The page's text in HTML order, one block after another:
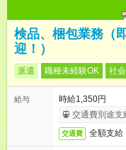
検品、梱包業務（
迎！）
派遣 職種未経験OK 社
給与
時給1,350円
交通費別途支
交通費 全額支給